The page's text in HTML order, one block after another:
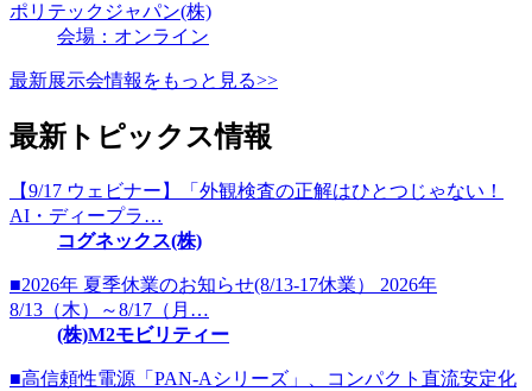
ポリテックジャパン(株)
会場：オンライン
最新展示会情報をもっと見る>>
最新トピックス情報
【9/17 ウェビナー】「外観検査の正解はひとつじゃない！
AI・ディープラ…
コグネックス(株)
■2026年 夏季休業のお知らせ(8/13-17休業） 2026年
8/13（木）～8/17（月…
(株)M2モビリティー
■高信頼性電源「PAN-Aシリーズ」、コンパクト直流安定化